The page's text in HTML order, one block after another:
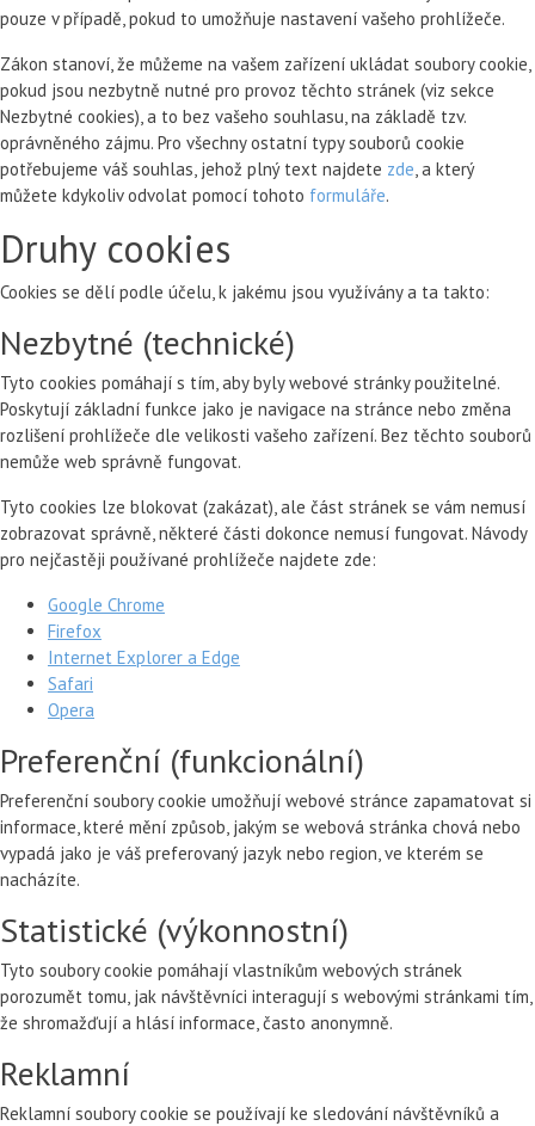
pouze v případě, pokud to umožňuje nastavení vašeho prohlížeče.
Zákon stanoví, že můžeme na vašem zařízení ukládat soubory cookie,
pokud jsou nezbytně nutné pro provoz těchto stránek (viz sekce
Nezbytné cookies), a to bez vašeho souhlasu, na základě tzv.
oprávněného zájmu. Pro všechny ostatní typy souborů cookie
potřebujeme váš souhlas, jehož plný text najdete zde , a který
můžete kdykoliv odvolat pomocí tohoto formuláře.
Druhy cookies
Cookies se dělí podle účelu, k jakému jsou využívány a ta takto:
Nezbytné (technické)
Tyto cookies pomáhají s tím, aby byly webové stránky použitelné.
Poskytují základní funkce jako je navigace na stránce nebo změna
rozlišení prohlížeče dle velikosti vašeho zařízení. Bez těchto souborů
nemůže web správně fungovat.
Tyto cookies lze blokovat (zakázat), ale část stránek se vám nemusí
zobrazovat správně, některé části dokonce nemusí fungovat. Návody
pro nejčastěji používané prohlížeče najdete zde:
Google Chrome
Firefox
Internet Explorer a Edge
Safari
Opera
Preferenční (funkcionální)
Preferenční soubory cookie umožňují webové stránce zapamatovat si
informace, které mění způsob, jakým se webová stránka chová nebo
vypadá jako je váš preferovaný jazyk nebo region, ve kterém se
nacházíte.
Statistické (výkonnostní)
Tyto soubory cookie pomáhají vlastníkům webových stránek
porozumět tomu, jak návštěvníci interagují s webovými stránkami tím,
že shromažďují a hlásí informace, často anonymně.
Reklamní
Reklamní soubory cookie se používají ke sledování návštěvníků a